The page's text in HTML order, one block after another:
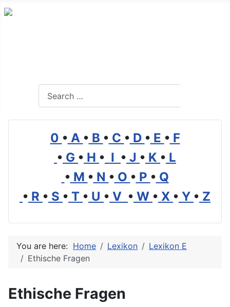
0 • A • B • C • D • E • F
• G • H • I • J • K • L
• M • N • O • P • Q
• R • S • T • U • V • W • X • Y • Z
You are here: Home Lexikon
Lexikon E
Ethische Fragen
Ethische Fragen